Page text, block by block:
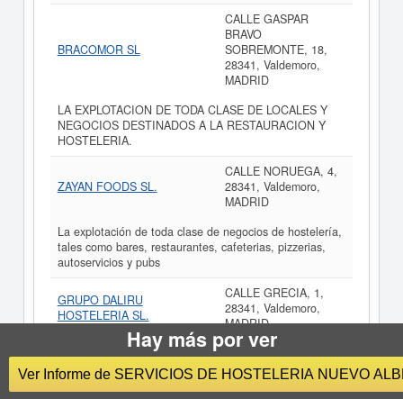
BRACOMOR SL
CALLE GASPAR
BRAVO
SOBREMONTE, 18,
28341, Valdemoro,
MADRID
LA EXPLOTACION DE TODA CLASE DE LOCALES Y
NEGOCIOS DESTINADOS A LA RESTAURACION Y
HOSTELERIA.
ZAYAN FOODS SL.
CALLE NORUEGA, 4,
28341, Valdemoro,
MADRID
La explotación de toda clase de negocios de hostelería,
tales como bares, restaurantes, cafeterias, pizzerias,
autoservicios y pubs
GRUPO DALIRU
HOSTELERIA SL.
CALLE GRECIA, 1,
28341, Valdemoro,
MADRID
Las actividades relacionadas con el ramo de la
hostelería y turismo, y en especial, la explotación de
cafeterías, bares, pubs, hoteles, residencias y
Hay más por ver
Ver Informe de SERVICIOS DE HOSTELERIA NUEVO